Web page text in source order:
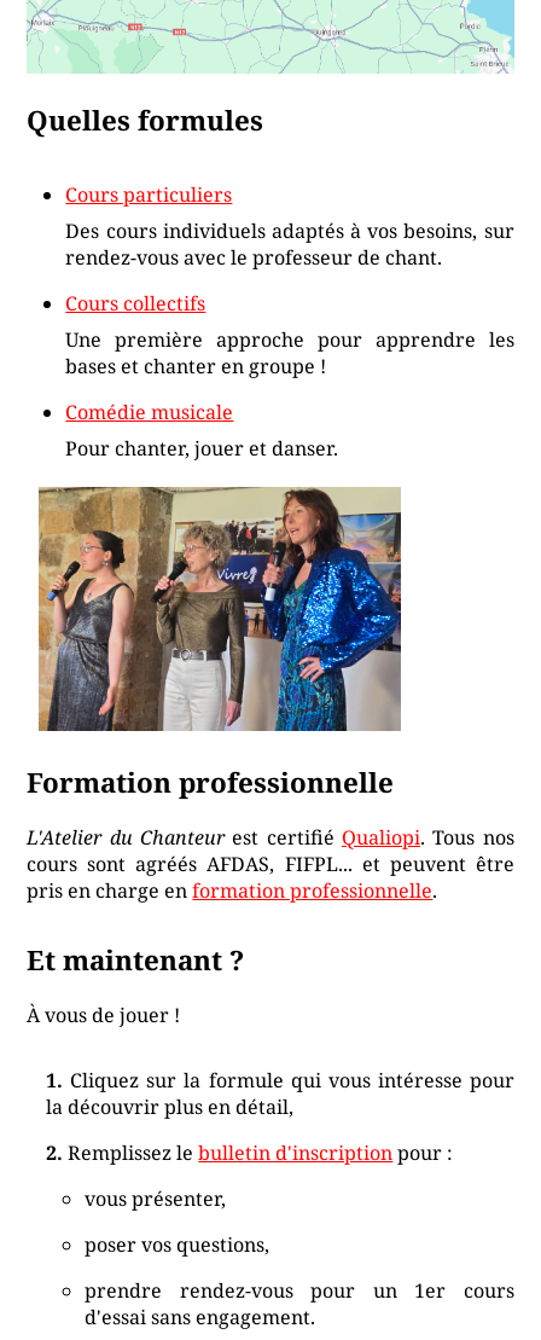
Quelles formules
Cours particuliers
Des cours individuels adaptés à vos besoins, sur
rendez-vous avec le professeur de chant.
Cours collectifs
Une première approche pour apprendre les
bases et chanter en groupe !
Comédie musicale
Pour chanter, jouer et danser.
Formation professionnelle
L'Atelier du Chanteurest certifié Qualiopi. Tous nos
cours sont agréés AFDAS, FIFPL... et peuvent être
pris en charge enformation professionnelle.
Et maintenant ?
À vous de jouer !
Cliquez sur la formule qui vous intéresse pour
la découvrir plus en détail,
Remplissez lebulletin d'inscriptionpour :
vous présenter,
poser vos questions,
prendre rendez-vous pour un 1er cours
d'essai sans engagement.